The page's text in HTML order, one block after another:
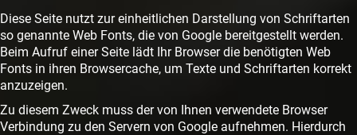
Diese Seite nutzt zur einheitlichen Darstellung von Schriftarten
so genannte Web Fonts, die von Google bereitgestellt werden.
Beim Aufruf einer Seite lädt Ihr Browser die benötigten Web
Fonts in ihren Browsercache, um Texte und Schriftarten korrekt
anzuzeigen.
Zu diesem Zweck muss der von Ihnen verwendete Browser
Verbindung zu den Servern von Google aufnehmen. Hierdurch